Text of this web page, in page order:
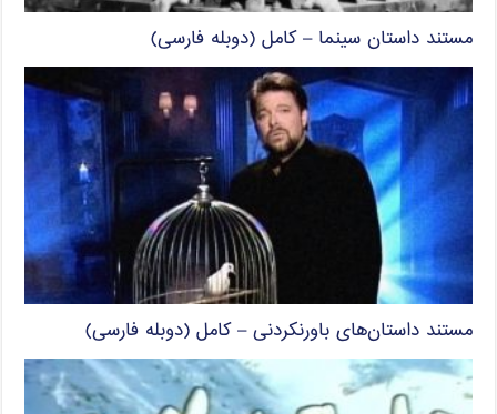
مستند داستان سینما – کامل (دوبله فارسی)
مستند داستان‌های باورنکردنی – کامل (دوبله فارسی)